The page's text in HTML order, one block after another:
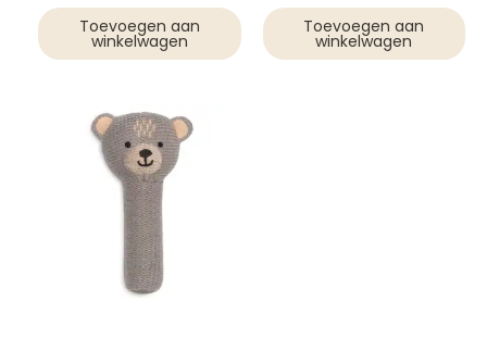
Toevoegen aan
winkelwagen
Toevoegen aan
winkelwagen